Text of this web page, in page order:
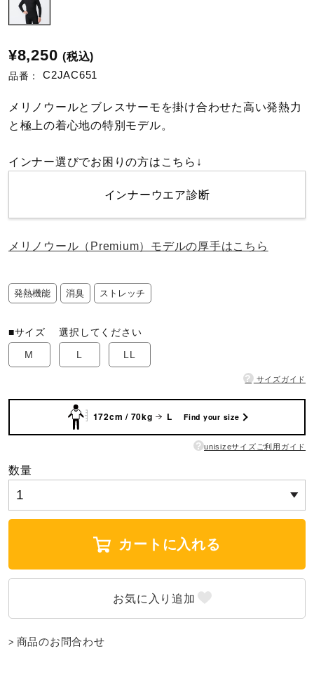
ソフトボール
柔道
ウィンタースポーツ
インナー
寝具／ミズノスリープ
サポーター
ジュニア／キッズ
¥8,250 (税込)
品番： C2JAC651
メリノウールとブレスサーモを掛け合わせた高い発熱力
と極上の着心地の特別モデル。
インナー選びでお困りの方はこちら↓
インナーウエア診断
メリノウール（Premium）モデルの厚手はこちら
発熱機能 消臭 ストレッチ
■サイズ選択してください
M
L LL
? サイズガイド
172cm / 70kg L Find your size
? unisizeサイズご利用ガイド
数量
カートに入れる
商品のお問合わせ